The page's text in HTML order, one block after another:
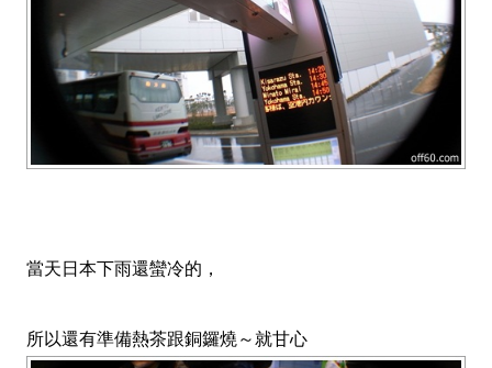
當天日本下雨還蠻冷的，
所以還有準備熱茶跟銅鑼燒～就甘心